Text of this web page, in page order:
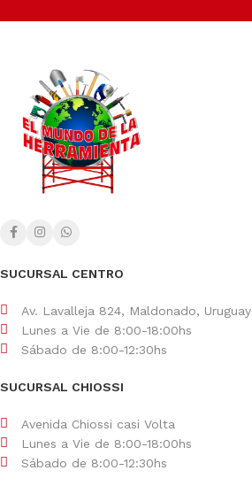
SUCURSAL CENTRO
Av. Lavalleja 824, Maldonado, Uruguay
Lunes a Vie de 8:00-18:00hs
Sábado de 8:00-12:30hs
SUCURSAL CHIOSSI
Avenida Chiossi casi Volta
Lunes a Vie de 8:00-18:00hs
Sábado de 8:00-12:30hs